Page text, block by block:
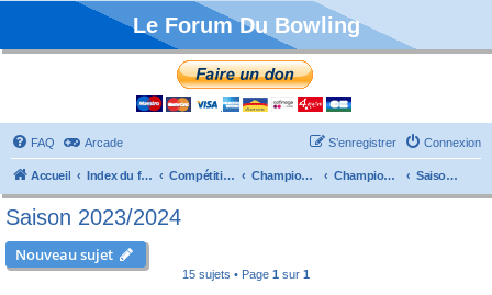
Le Forum Du Bowling
FAQ Arcade Connexion
S’enregistrer
Accueil Index du forum Compétitions Championnats de France Championnat Clubs Saison 2023/2024
Saison 2023/2024
Nouveau sujet
15 sujets • Page 1 sur 1